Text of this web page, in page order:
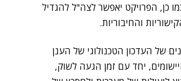
כן, הפרויקט יאפשר לצה"ל להגדיל
והחיבוריות.
של העדכון הטכנולוגי של הענן
יחד עם זמן הגעה לשוק,